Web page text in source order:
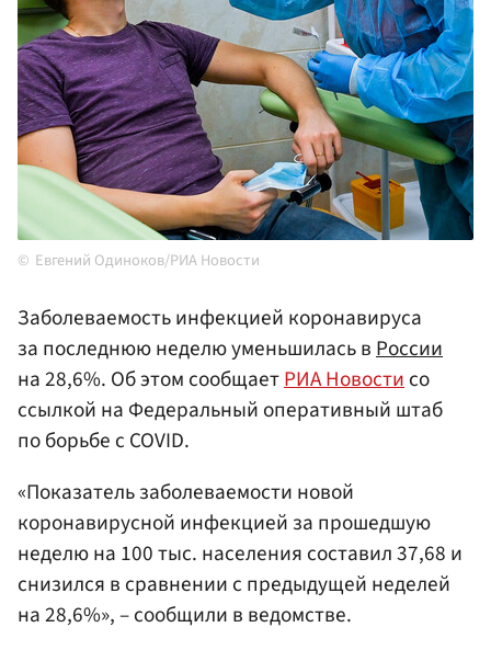
Евгений Одиноков/РИА Новости
Заболеваемость инфекцией коронавируса
за последнюю неделю уменьшилась вРоссии
на 28,6%. Об этом сообщаетРИА Новостисо
ссылкой на Федеральный оперативный штаб
по борьбе с COVID.
«Показатель заболеваемости новой
коронавирусной инфекцией за прошедшую
неделю на 100 тыс. населения составил 37,68 и
снизился в сравнении с предыдущей неделей
на 28,6%», – сообщили в ведомстве.